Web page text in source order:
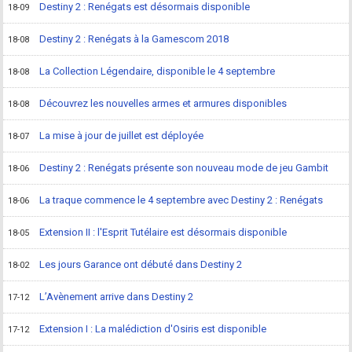
18-09 Destiny 2 : Renégats est désormais disponible
18-08 Destiny 2 : Renégats à la Gamescom 2018
18-08 La Collection Légendaire, disponible le 4 septembre
18-08 Découvrez les nouvelles armes et armures disponibles
18-07 La mise à jour de juillet est déployée
18-06 Destiny 2 : Renégats présente son nouveau mode de jeu Gambit
18-06 La traque commence le 4 septembre avec Destiny 2 : Renégats
18-05 Extension II : l'Esprit Tutélaire est désormais disponible
18-02 Les jours Garance ont débuté dans Destiny 2
17-12 L’Avènement arrive dans Destiny 2
17-12 Extension I : La malédiction d'Osiris est disponible